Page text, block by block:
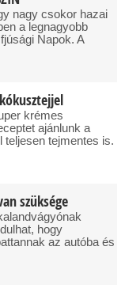
nagy csokor hazai
a legnagyobb
Napok. A
krémes
ajánlunk a
teljesen tejmentes is.
szüksége
hogy
az autóba és